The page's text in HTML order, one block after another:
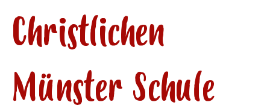
Christlichen
Münster Schule